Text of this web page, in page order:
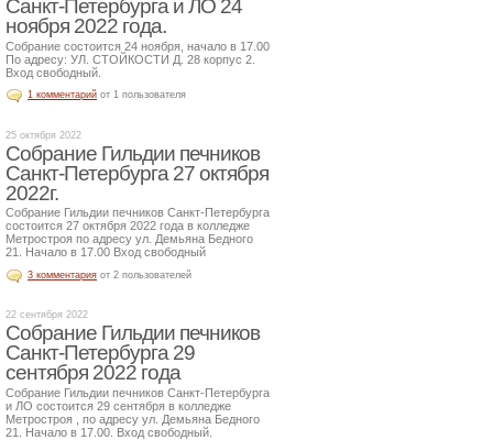
Санкт-Петербурга и ЛО 24
ноября 2022 года.
Собрание состоится 24 ноября, начало в 17.00
По адресу: УЛ. СТОЙКОСТИ Д. 28 корпус 2.
Вход свободный.
1 комментарий от 1 пользователя
25 октября 2022
Собрание Гильдии печников
Санкт-Петербурга 27 октября
2022г.
Собрание Гильдии печников Санкт-Петербурга
состоится 27 октября 2022 года в колледже
Метростроя по адресу ул. Демьяна Бедного
21. Начало в 17.00 Вход свободный
3 комментария от 2 пользователей
22 сентября 2022
Собрание Гильдии печников
Санкт-Петербурга 29
сентября 2022 года
Собрание Гильдии печников Санкт-Петербурга
и ЛО состоится 29 сентября в колледже
Метростроя , по адресу ул. Демьяна Бедного
21. Начало в 17.00. Вход свободный.